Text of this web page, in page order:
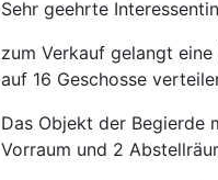
Sehr geehrte
zum Verkauf gelangt
auf 16 Geschosse
Das Objekt der Begierde
Vorraum und 2